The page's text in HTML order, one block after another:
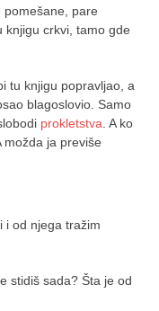
pare
knjigu crkvi, tamo gde
tu knjigu popravljao, a
blagoslovio. Samo
prokletstva. A ko
ja previše
i od njega tražim
stidiš sada? Šta je od